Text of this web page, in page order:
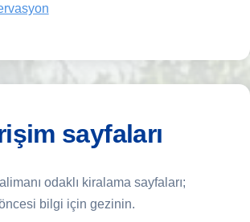
sayfaları
odaklı kiralama sayfaları;
bilgi için gezinin.